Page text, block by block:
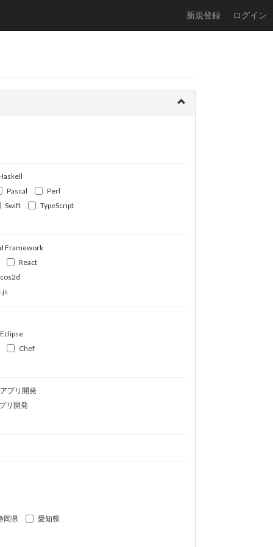
新規登録 ログイン
Pascal
Perl
Swift
TypeScript
Framework
React
Eclipse
Chef
プリ開発
リ開発
岡県
愛知県